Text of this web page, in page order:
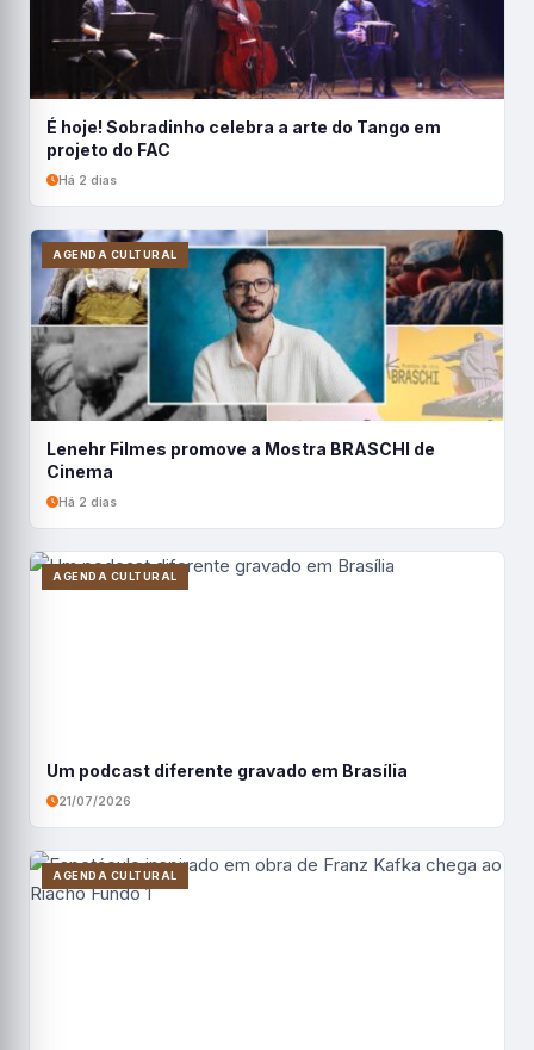
É hoje! Sobradinho celebra a arte do Tango em
projeto do FAC
Há 2 dias
AGENDA CULTURAL
Lenehr Filmes promove a Mostra BRASCHI de
Cinema
Há 2 dias
AGENDA CULTURAL
Um podcast diferente gravado em Brasília
21/07/2026
AGENDA CULTURAL